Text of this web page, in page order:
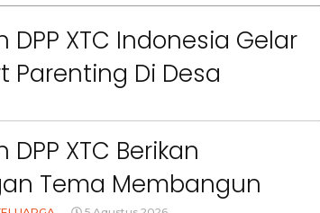
XTC Indonesia Gelar
Parenting Di Desa
XTC Berikan
Tema Membangun